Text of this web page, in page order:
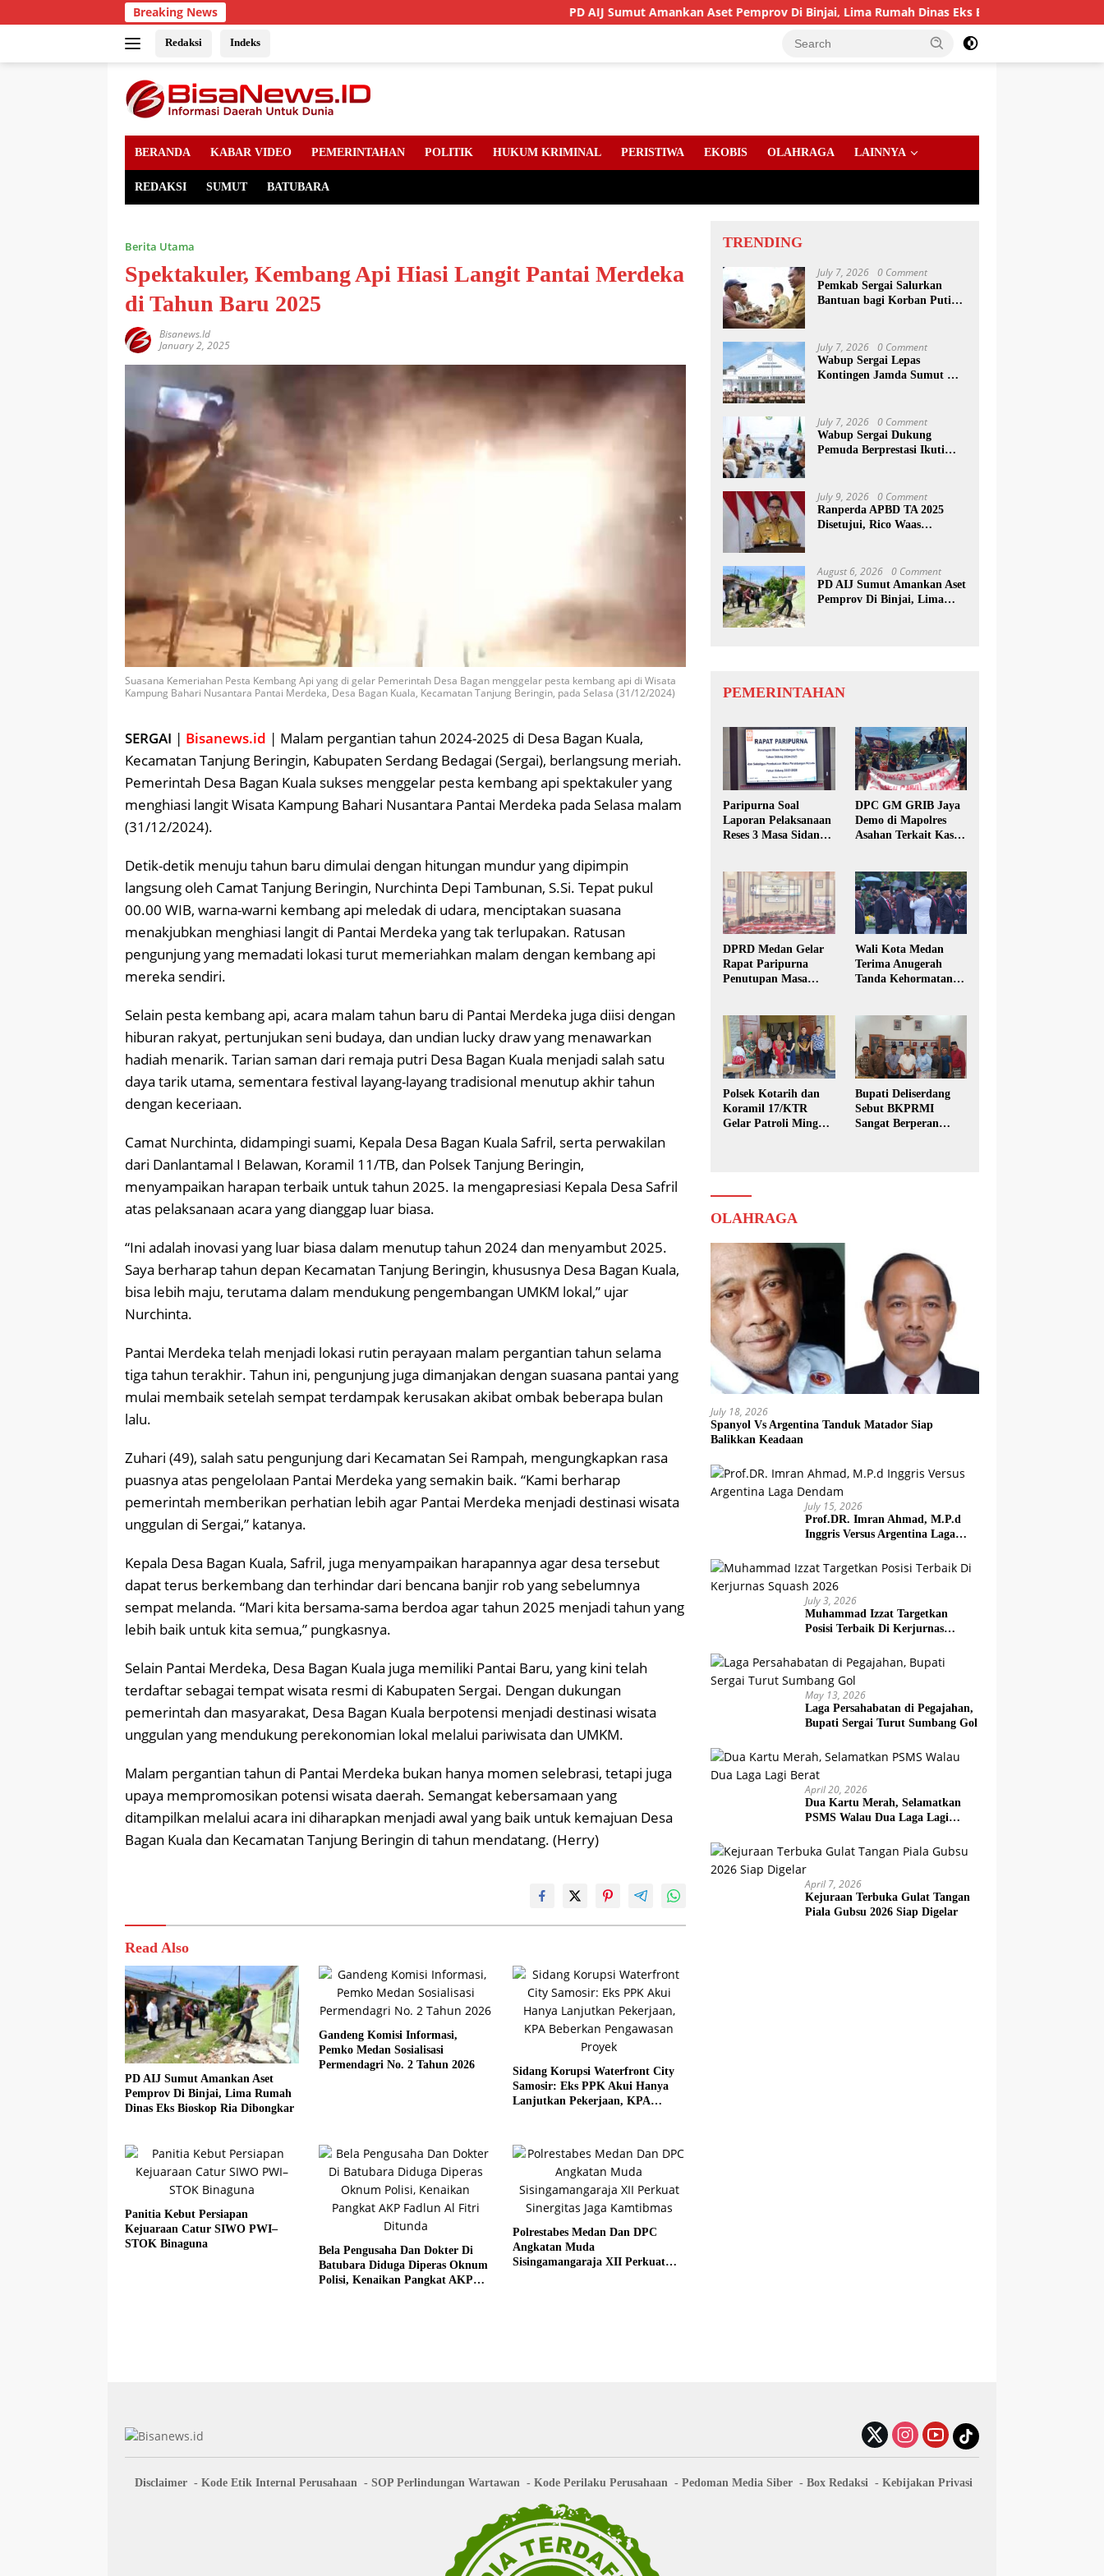
to
Breaking News PD AIJ Sumut Amankan Aset Pemprov Di Binjai, Lima Rumah Dinas Eks Bioskop Ria Dibongkar
Redaksi Indeks
BERANDA KABAR VIDEO PEMERINTAHAN POLITIK HUKUM KRIMINAL PERISTIWA EKOBIS OLAHRAGA LAINNYA
REDAKSI SUMUT BATUBARA
Berita Utama
Spektakuler, Kembang Api Hiasi Langit Pantai Merdeka
di Tahun Baru 2025
Bisanews.id
January 2, 2025
Suasana Kemeriahan Pesta Kembang Api yang di gelar Pemerintah Desa Bagan menggelar pesta kembang api di Wisata
Kampung Bahari Nusantara Pantai Merdeka, Desa Bagan Kuala, Kecamatan Tanjung Beringin, pada Selasa (31/12/2024)
SERGAI | Bisanews.id | Malam pergantian tahun 2024-2025 di Desa Bagan Kuala,
Kecamatan Tanjung Beringin, Kabupaten Serdang Bedagai (Sergai), berlangsung meriah.
Pemerintah Desa Bagan Kuala sukses menggelar pesta kembang api spektakuler yang
menghiasi langit Wisata Kampung Bahari Nusantara Pantai Merdeka pada Selasa malam
(31/12/2024).
Detik-detik menuju tahun baru dimulai dengan hitungan mundur yang dipimpin
langsung oleh Camat Tanjung Beringin, Nurchinta Depi Tambunan, S.Si. Tepat pukul
00.00 WIB, warna-warni kembang api meledak di udara, menciptakan suasana
menakjubkan menghiasi langit di Pantai Merdeka yang tak terlupakan. Ratusan
pengunjung yang memadati lokasi turut memeriahkan malam dengan kembang api
mereka sendiri.
Selain pesta kembang api, acara malam tahun baru di Pantai Merdeka juga diisi dengan
hiburan rakyat, pertunjukan seni budaya, dan undian lucky draw yang menawarkan
hadiah menarik. Tarian saman dari remaja putri Desa Bagan Kuala menjadi salah satu
daya tarik utama, sementara festival layang-layang tradisional menutup akhir tahun
dengan keceriaan.
Camat Nurchinta, didampingi suami, Kepala Desa Bagan Kuala Safril, serta perwakilan
dari Danlantamal I Belawan, Koramil 11/TB, dan Polsek Tanjung Beringin,
menyampaikan harapan terbaik untuk tahun 2025. Ia mengapresiasi Kepala Desa Safril
atas pelaksanaan acara yang dianggap luar biasa.
“Ini adalah inovasi yang luar biasa dalam menutup tahun 2024 dan menyambut 2025.
Saya berharap tahun depan Kecamatan Tanjung Beringin, khususnya Desa Bagan Kuala,
bisa lebih maju, terutama dalam mendukung pengembangan UMKM lokal,” ujar
Nurchinta.
Pantai Merdeka telah menjadi lokasi rutin perayaan malam pergantian tahun selama
tiga tahun terakhir. Tahun ini, pengunjung juga dimanjakan dengan suasana pantai yang
mulai membaik setelah sempat terdampak kerusakan akibat ombak beberapa bulan
lalu.
Zuhari (49), salah satu pengunjung dari Kecamatan Sei Rampah, mengungkapkan rasa
puasnya atas pengelolaan Pantai Merdeka yang semakin baik. “Kami berharap
pemerintah memberikan perhatian lebih agar Pantai Merdeka menjadi destinasi wisata
unggulan di Sergai,” katanya.
Kepala Desa Bagan Kuala, Safril, juga menyampaikan harapannya agar desa tersebut
dapat terus berkembang dan terhindar dari bencana banjir rob yang sebelumnya
sempat melanda. “Mari kita bersama-sama berdoa agar tahun 2025 menjadi tahun yang
lebih baik untuk kita semua,” pungkasnya.
Selain Pantai Merdeka, Desa Bagan Kuala juga memiliki Pantai Baru, yang kini telah
terdaftar sebagai tempat wisata resmi di Kabupaten Sergai. Dengan dukungan
pemerintah dan masyarakat, Desa Bagan Kuala berpotensi menjadi destinasi wisata
unggulan yang mendukung perekonomian lokal melalui pariwisata dan UMKM.
Malam pergantian tahun di Pantai Merdeka bukan hanya momen selebrasi, tetapi juga
upaya mempromosikan potensi wisata daerah. Semangat kebersamaan yang
ditampilkan melalui acara ini diharapkan menjadi awal yang baik untuk kemajuan Desa
Bagan Kuala dan Kecamatan Tanjung Beringin di tahun mendatang. (Herry)
Read Also
PD AIJ Sumut Amankan Aset
Pemprov Di Binjai, Lima Rumah
Dinas Eks Bioskop Ria Dibongkar
Gandeng Komisi Informasi,
Pemko Medan Sosialisasi
Permendagri No. 2 Tahun 2026
Sidang Korupsi Waterfront City
Samosir: Eks PPK Akui Hanya
Lanjutkan Pekerjaan, KPA
Panitia Kebut Persiapan
Kejuaraan Catur SIWO PWI–
STOK Binaguna
Bela Pengusaha Dan Dokter Di
Batubara Diduga Diperas Oknum
Polisi, Kenaikan Pangkat AKP
Polrestabes Medan Dan DPC
Angkatan Muda
Sisingamangaraja XII Perkuat
TRENDING
July 7, 2026 0 Comment
Pemkab Sergai Salurkan
Bantuan bagi Korban Puting
July 7, 2026 0 Comment
Wabup Sergai Lepas
Kontingen Jamda Sumut XI,
July 7, 2026 0 Comment
Wabup Sergai Dukung
Pemuda Berprestasi Ikuti
July 9, 2026 0 Comment
Ranperda APBD TA 2025
Disetujui, Rico Waas
August 6, 2026 0 Comment
PD AIJ Sumut Amankan Aset
Pemprov Di Binjai, Lima
PEMERINTAHAN
Paripurna Soal
Laporan Pelaksanaan
Reses 3 Masa Sidang
DPC GM GRIB Jaya
Demo di Mapolres
Asahan Terkait Kasus
DPRD Medan Gelar
Rapat Paripurna
Penutupan Masa
Wali Kota Medan
Terima Anugerah
Tanda Kehormatan
Polsek Kotarih dan
Koramil 17/KTR
Gelar Patroli Minggu
Bupati Deliserdang
Sebut BKPRMI
Sangat Berperan
OLAHRAGA
July 18, 2026
Spanyol Vs Argentina Tanduk Matador Siap
Balikkan Keadaan
July 15, 2026
Prof.DR. Imran Ahmad, M.P.d
Inggris Versus Argentina Laga
July 3, 2026
Muhammad Izzat Targetkan
Posisi Terbaik Di Kerjurnas
May 13, 2026
Laga Persahabatan di Pegajahan,
Bupati Sergai Turut Sumbang Gol
April 20, 2026
Dua Kartu Merah, Selamatkan
PSMS Walau Dua Laga Lagi
April 7, 2026
Kejuraan Terbuka Gulat Tangan
Piala Gubsu 2026 Siap Digelar
Disclaimer Kode Etik Internal Perusahaan SOP Perlindungan Wartawan Kode Perilaku Perusahaan Pedoman Media Siber Box Redaksi Kebijakan Privasi